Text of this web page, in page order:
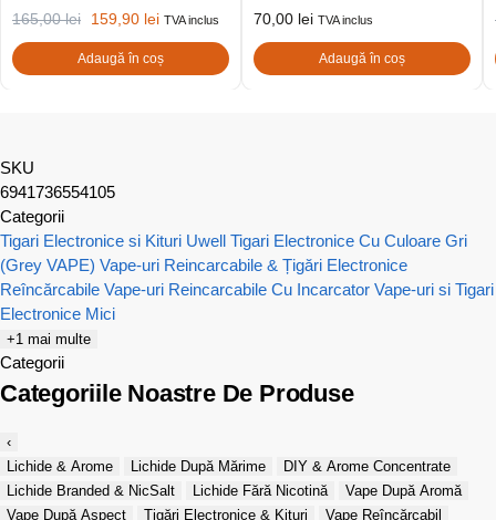
165,00lei 159,90 lei TVA inclus
Adaugă în coș
70,00 lei TVA inclus
Adaugă în coș
SKU
6941736554105
Categorii
Tigari Electronice si Kituri Uwell Tigari Electronice Cu Culoare Gri
(Grey VAPE) Vape-uri Reincarcabile & Țigări Electronice
Reîncărcabile Vape-uri Reincarcabile Cu Incarcator Vape-uri si Tigari
Electronice Mici
+1 mai multe
Categorii
Categoriile Noastre De Produse
‹
Lichide & Arome
Lichide După Mărime
DIY & Arome Concentrate
Lichide Branded & NicSalt
Lichide Fără Nicotină
Vape După Aromă
Vape După Aspect
Țigări Electronice & Kituri
Vape Reîncărcabil